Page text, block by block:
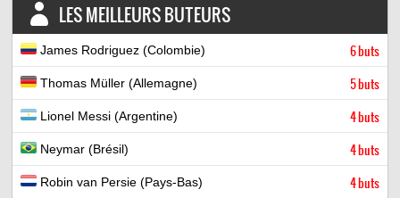
LES MEILLEURS BUTEURS
James Rodriguez (Colombie) 6 buts
Thomas Müller (Allemagne) 5 buts
Lionel Messi (Argentine) 4 buts
Neymar (Brésil) 4 buts
Robin van Persie (Pays-Bas) 4 buts